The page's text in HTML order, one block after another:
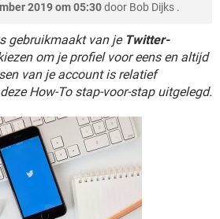
CORONAVIRUS
SNAPCHAT
CORONAVIRUS
SNAPCHAT
GAMES
WINDOWS 10
CORONAVIRUS
SNAPCHAT
GAMES
WINDOWS 10
CORONAVIRUS
SNAPCHAT
2019 om 05:30door Bob Dijks .
gebruikmaakt van je Twitter-
om je profiel voor eens en altijd
van je account is relatief
How-To stap-voor-stap uitgelegd.